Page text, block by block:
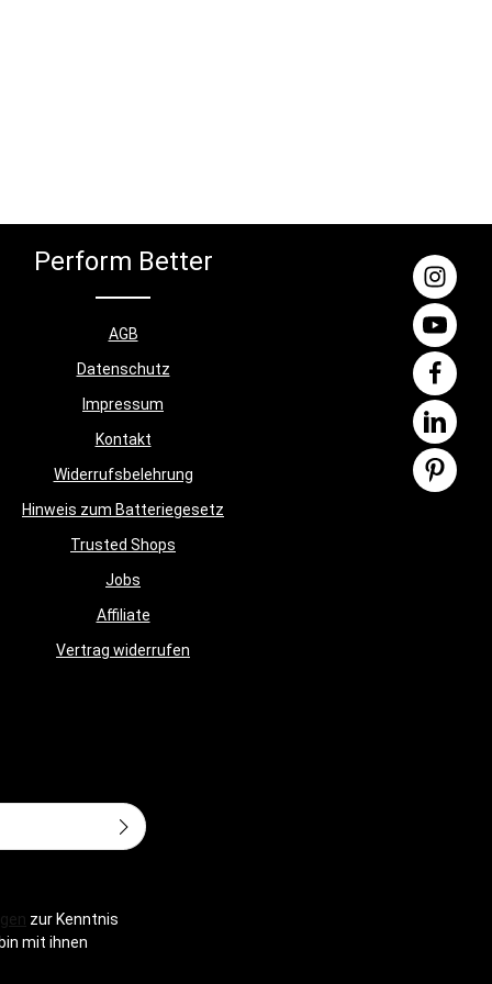
Perform Better
AGB
Datenschutz
Impressum
Kontakt
Widerrufsbelehrung
Hinweis zum Batteriegesetz
Trusted Shops
Jobs
Affiliate
Vertrag widerrufen
zur Kenntnis
mit ihnen